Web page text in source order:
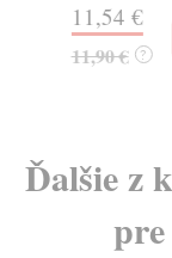
11,54 €
11,90 € ?
Ďalšie z